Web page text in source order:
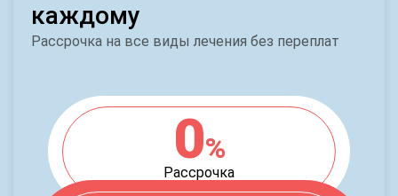
каждому
Рассрочка на все виды лечения без переплат
0%
Рассрочка